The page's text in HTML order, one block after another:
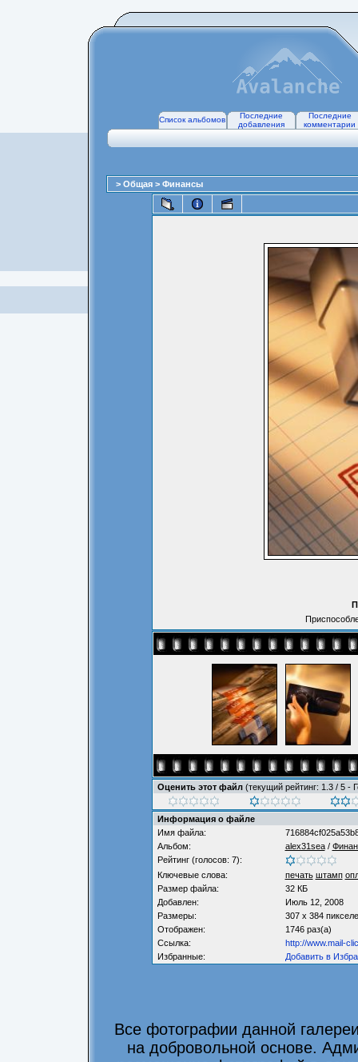
Список альбомов
Последние
добавления
Последние
комментарии
> Общая > Финансы
Оценить этот файл (текущий рейтинг: 1.3 / 5 -
Информация о файле
Имя файла:
Альбом:
alex31sea/
Рейтинг (голосов: 7):
Ключевые слова:
печать штамп
Размер файла:
32 КБ
Добавлен:
Июль 12, 2008
Размеры:
307 x 384
Отображен:
1746 раз(а)
Ссылка:
http://www.mail-
Избранные:
Добавить в
Все фотографии данной
на добровольной основе.